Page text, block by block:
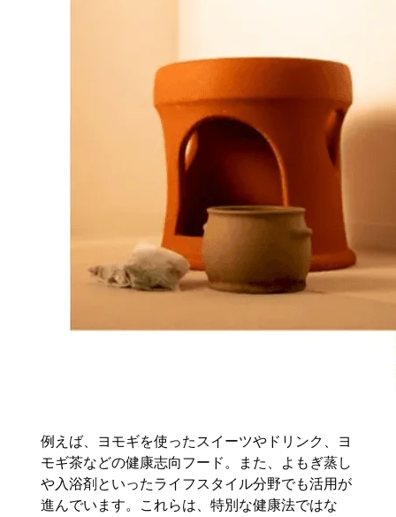
例えば、ヨモギを使ったスイーツやドリンク、ヨ
モギ茶などの健康志向フード。また、よもぎ蒸し
や入浴剤といったライフスタイル分野でも活用が
進んでいます。これらは、特別な健康法ではな